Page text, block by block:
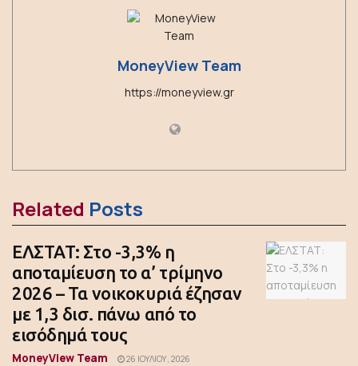
MoneyView Team
https://moneyview.gr
Related Posts
ΕΛΣΤΑΤ: Στο -3,3% η
αποταμίευση το α’ τρίμηνο
2026 – Τα νοικοκυριά έζησαν
με 1,3 δισ. πάνω από το
εισόδημά τους
MoneyView Team 26 ΙΟΥΛΊΟΥ, 2026